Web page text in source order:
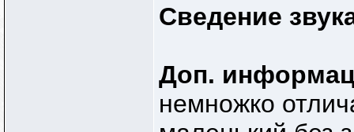
Сведение
Доп.
немножко